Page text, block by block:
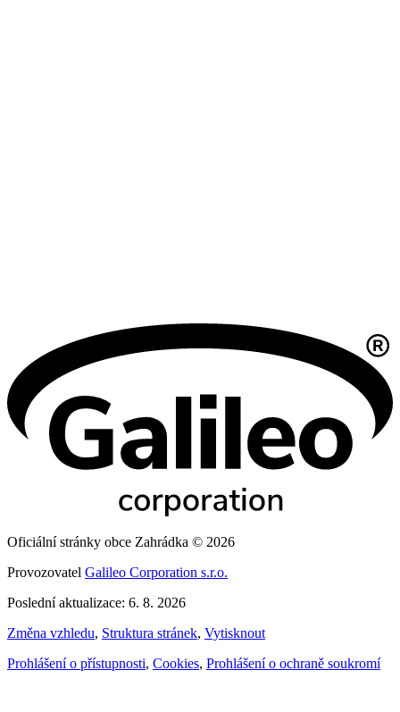
Oficiální stránky obce Zahrádka © 2026
Provozovatel Galileo Corporation s.r.o.
Poslední aktualizace: 6. 8. 2026
Změna vzhledu, Struktura stránek, Vytisknout
Prohlášení o přístupnosti, Cookies, Prohlášení o ochraně soukromí